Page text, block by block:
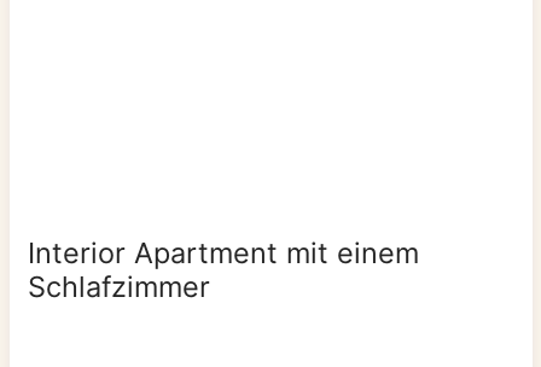
Interior Apartment mit einem
Schlafzimmer